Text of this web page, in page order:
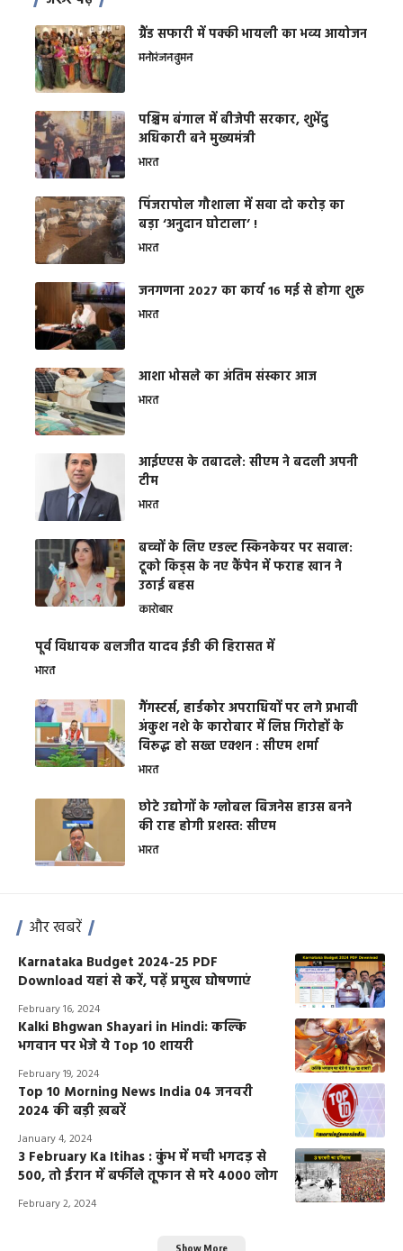
ग्रैंड सफारी में पक्की भायली का भव्य आयोजन
मनोरंजनवुमन
पश्चिम बंगाल में बीजेपी सरकार, शुभेंदु
अधिकारी बने मुख्यमंत्री
भारत
​पिंजरापोल गौशाला में सवा दो करोड़ का
बड़ा ‘अनुदान घोटाला’ !
भारत
जनगणना 2027 का कार्य 16 मई से होगा शुरू
भारत
आशा भोसले का अंतिम संस्कार आज
भारत
आईएएस के तबादले: सीएम ने बदली अपनी
टीम
भारत
बच्चों के लिए एडल्ट स्किनकेयर पर सवाल:
टूको किड्स के नए कैंपेन में फराह खान ने
उठाई बहस
कारोबार
पूर्व विधायक बलजीत यादव ईडी की हिरासत में
भारत
गैंगस्टर्स, हार्डकोर अपराधियों पर लगे प्रभावी
अंकुश नशे के कारोबार में लिप्त गिरोहों के
विरूद्ध हो सख्त एक्शन : सीएम शर्मा
भारत
छोटे उद्योगों के ग्लोबल बिजनेस हाउस बनने
की राह होगी प्रशस्त: सीएम
भारत
और खबरें
Karnataka Budget 2024-25 PDF
Download यहां से करें, पढ़ें प्रमुख घोषणाएं
February 16, 2024
Kalki Bhgwan Shayari in Hindi: कल्कि
भगवान पर भेजे ये Top 10 शायरी
February 19, 2024
Top 10 Morning News India 04 जनवरी
2024 की बड़ी ख़बरें
January 4, 2024
3 February Ka Itihas : कुंभ में मची भगदड़ से
500, तो ईरान में बर्फीले तूफान से मरे 4000 लोग
February 2, 2024
Show More